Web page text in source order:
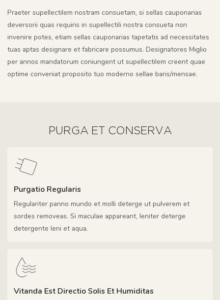
Praeter supellectilem nostram consuetam, si sellas cauponarias
deversorii quas requiris in supellectili nostra consueta non
invenire potes, etiam sellas cauponarias tapetatis ad necessitates
tuas aptas designare et fabricare possumus. Designatores Miglio
per annos mandatorum coniungent ut supellectilem creent quae
optime conveniat proposito tuo moderno sellae baris/mensae.
PURGA ET CONSERVA
Purgatio Regularis
Regulariter panno mundo et molli deterge ut pulverem et
sordes removeas. Si maculae appareant, leniter deterge
detergente leni et aqua.
Vitanda Est Directio Solis Et Humiditas